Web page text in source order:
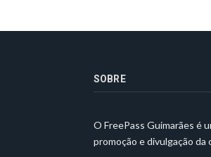
SOBRE
O FreePass Guimarães é
promoção e divulgação da